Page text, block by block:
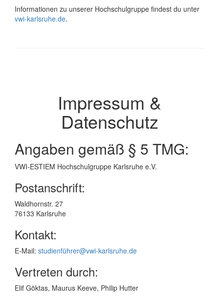
Informationen zu unserer Hochschulgruppe findest du unter
vwi-karlsruhe.de.
Impressum &
Datenschutz
Angaben gemäß § 5 TMG:
VWI-ESTIEM Hochschulgruppe Karlsruhe e.V.
Postanschrift:
Waldhornstr. 27
76133 Karlsruhe
Kontakt:
E-Mail: studienführer@vwi-karlsruhe.de
Vertreten durch:
Elif Göktas, Maurus Keeve, Philip Hutter